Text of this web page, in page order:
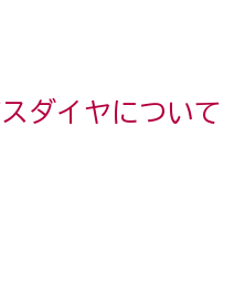
ダイヤについて